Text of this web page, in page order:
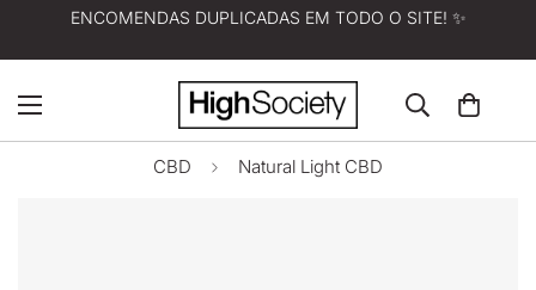
ENCOMENDAS DUPLICADAS EM TODO O SITE! ✨
CBD Natural Light CBD